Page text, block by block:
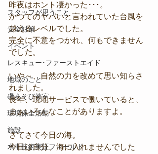
スタッフが思うこと
安全対策
イベント
レスキュー･ファーストエイド
地域のこと
磯あそび教室
環境保全活動
施設
水中技術実証フィールド
昨夜はホント凄かった･･･。
かつてのヤバいと言われていた台風を
越えるレベルでした。
完全に不意をつかれ、何もできません
でした。
いや～、自然の力を改めて思い知らさ
れました。
長年、現地サービスで働いていると、
まぁいろんなことがありますよ。
さてさて今日の海。
今日は自分、海に入れませんでした